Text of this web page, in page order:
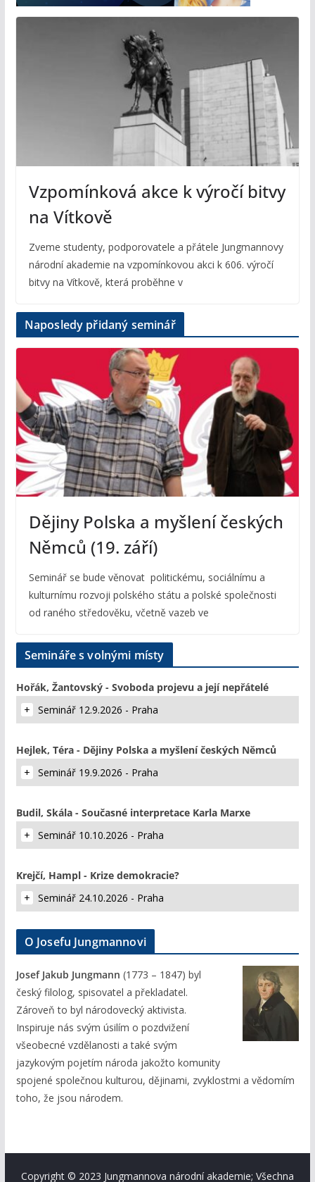
Vzpomínková akce k výročí bitvy
na Vítkově
Zveme studenty, podporovatele a přátele Jungmannovy
národní akademie na vzpomínkovou akci k 606. výročí
bitvy na Vítkově, která proběhne v
Naposledy přidaný seminář
Dějiny Polska a myšlení českých
Němců (19. září)
Seminář se bude věnovat politickému, sociálnímu a
kulturnímu rozvoji polského státu a polské společnosti
od raného středověku, včetně vazeb ve
Semináře s volnými místy
Hořák, Žantovský - Svoboda projevu a její nepřátelé
Seminář 12.9.2026 - Praha
Hejlek, Téra - Dějiny Polska a myšlení českých Němců
Seminář 19.9.2026 - Praha
Budil, Skála - Současné interpretace Karla Marxe
Seminář 10.10.2026 - Praha
Krejčí, Hampl - Krize demokracie?
Seminář 24.10.2026 - Praha
O Josefu Jungmannovi
Josef Jakub Jungmann (1773 – 1847) byl
český filolog, spisovatel a překladatel.
Zároveň to byl národovecký aktivista.
Inspiruje nás svým úsilím o pozdvižení
všeobecné vzdělanosti a také svým
jazykovým pojetím národa jakožto komunity
spojené společnou kulturou, dějinami, zvyklostmi a vědomím
toho, že jsou národem.
Copyright © 2023 Jungmannova národní akademie; Všechna